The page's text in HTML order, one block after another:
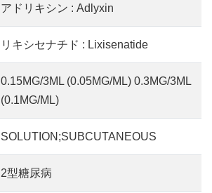
アドリキシン : Adlyxin
リキシセナチド : Lixisenatide
0.15MG/3ML (0.05MG/ML) 0.3MG/3ML
(0.1MG/ML)
SOLUTION;SUBCUTANEOUS
2型糖尿病